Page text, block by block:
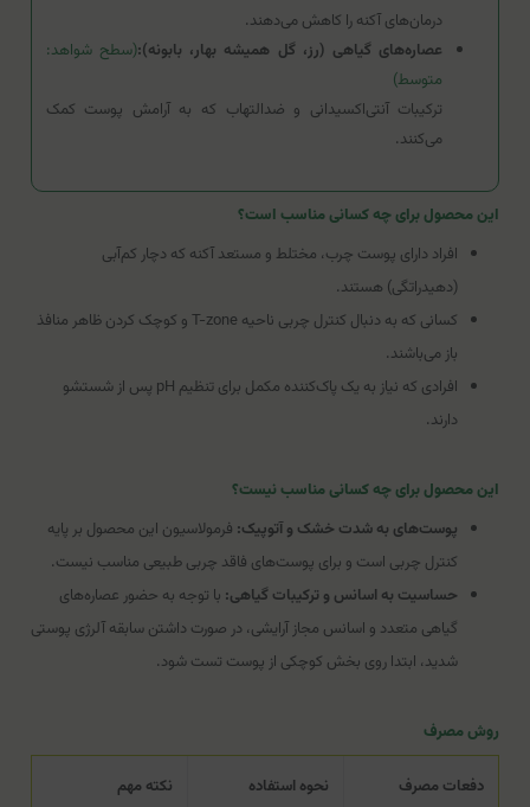
درمان‌های آکنه را کاهش می‌دهند.
عصاره‌های گیاهی (رز، گل همیشه بهار، بابونه):(سطح شواهد:
متوسط)
ترکیبات آنتی‌اکسیدانی و ضدالتهاب که به آرامش پوست کمک
می‌کنند.
این محصول برای چه کسانی مناسب است؟
افراد دارای پوست چرب، مختلط و مستعد آکنه که دچار کم‌آبی
(دهیدراتگی) هستند.
کسانی که به دنبال کنترل چربی ناحیه T-zone و کوچک کردن ظاهر منافذ
باز می‌باشند.
افرادی که نیاز به یک پاک‌کننده مکمل برای تنظیم pH پس از شستشو
دارند.
این محصول برای چه کسانی مناسب نیست؟
پوست‌های به شدت خشک و آتوپیک: فرمولاسیون این محصول بر پایه
کنترل چربی است و برای پوست‌های فاقد چربی طبیعی مناسب نیست.
حساسیت به اسانس و ترکیبات گیاهی: با توجه به حضور عصاره‌های
گیاهی متعدد و اسانس مجاز آرایشی، در صورت داشتن سابقه آلرژی پوستی
شدید، ابتدا روی بخش کوچکی از پوست تست شود.
روش مصرف
دفعات مصرف نحوه استفاده نکته مهم